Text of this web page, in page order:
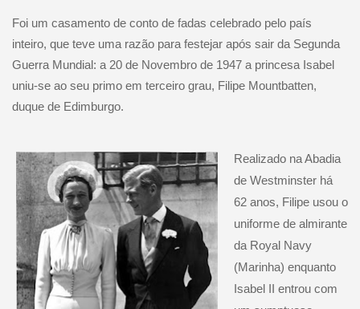
Foi um casamento de conto de fadas celebrado pelo país
inteiro, que teve uma razão para festejar após sair da Segunda
Guerra Mundial: a 20 de Novembro de 1947 a princesa Isabel
uniu-se ao seu primo em terceiro grau, Filipe Mountbatten,
duque de Edimburgo.
Realizado na Abadia
de Westminster há
62 anos, Filipe usou o
uniforme de almirante
da Royal Navy
(Marinha) enquanto
Isabel II entrou com